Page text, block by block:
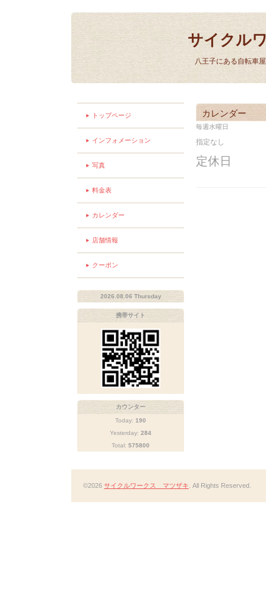
サイクル
八王子にある自転車
カレンダー
毎週水曜日
指定なし
定休日
トップページ
インフォメーション
写真
料金表
カレンダー
店舗情報
クーポン
2026.08.06 Thursday
携帯サイト
カウンター
Today: 190
Yesterday: 284
Total: 575800
©2026 サイクルワークス マツザキ . All Rights Reserved.